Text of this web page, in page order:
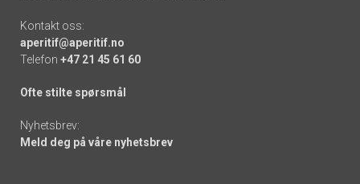
Kontakt oss:
aperitif@aperitif.no
Telefon +47 21 45 61 60
Ofte stilte spørsmål
Nyhetsbrev:
Meld deg på våre nyhetsbrev